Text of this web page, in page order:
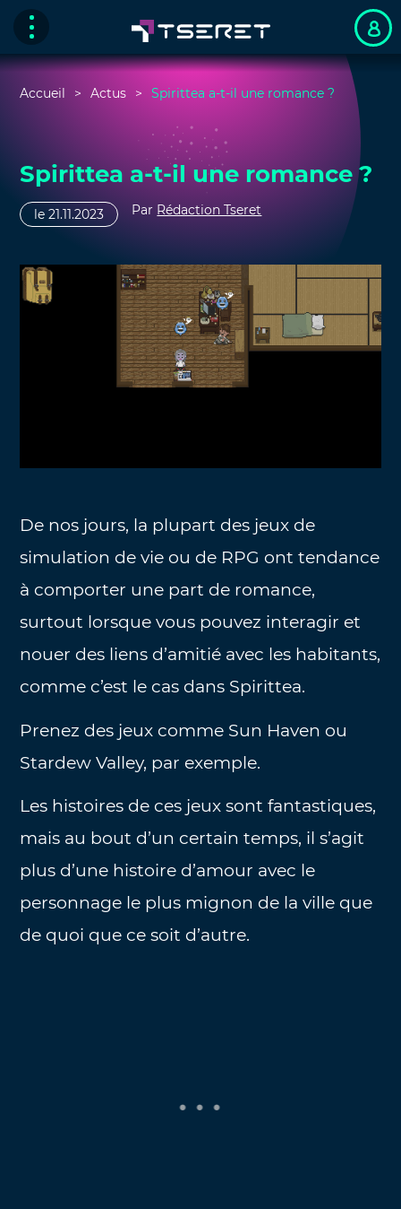
Accueil Actus Spirittea a-t-il une romance ?
Spirittea a-t-il une romance ?
le 21.11.2023 Par Rédaction Tseret
De nos jours, la plupart des jeux de
simulation de vie ou de RPG ont tendance
à comporter une part de romance,
surtout lorsque vous pouvez interagir et
nouer des liens d’amitié avec les habitants,
comme c’est le cas dans Spirittea.
Prenez des jeux comme Sun Haven ou
Stardew Valley, par exemple.
Les histoires de ces jeux sont fantastiques,
mais au bout d’un certain temps, il s’agit
plus d’une histoire d’amour avec le
personnage le plus mignon de la ville que
de quoi que ce soit d’autre.